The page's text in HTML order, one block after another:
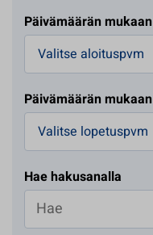
Päivämäärän mukaan
Päivämäärän mukaan
Hae hakusanalla